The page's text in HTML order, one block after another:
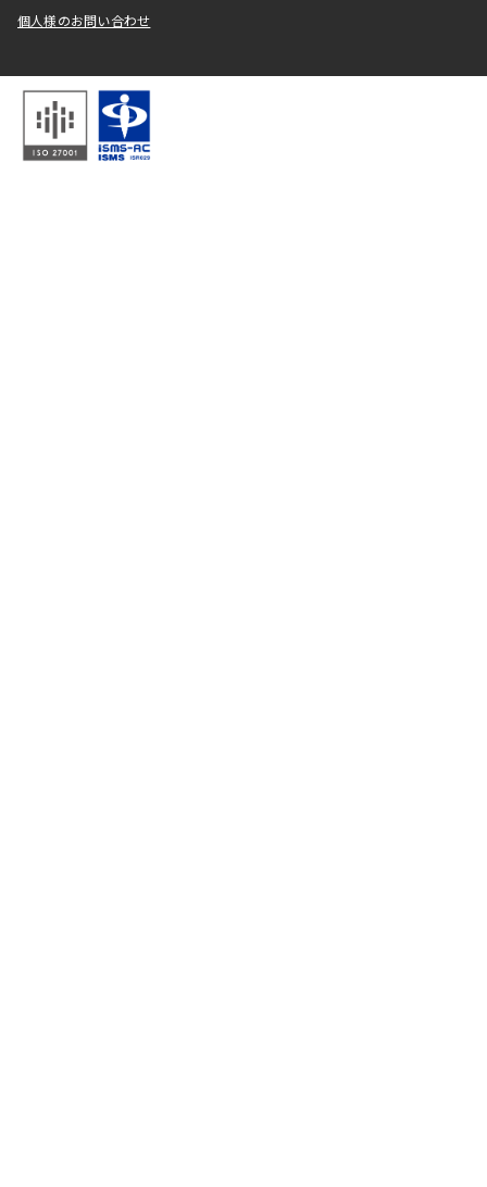
個人様のお問い合わせ